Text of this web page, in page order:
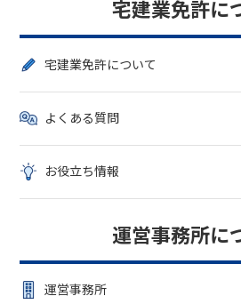
宅建業免許に
宅建業免許について
よくある質問
お役立ち情報
運営事務所に
運営事務所